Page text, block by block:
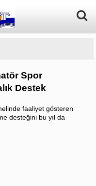
Spor
Destek
faaliyet gösteren
desteğini bu yıl da